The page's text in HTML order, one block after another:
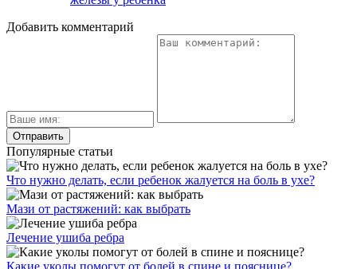
Добавить комментарий
Популярные статьи
Что нужно делать, если ребенок жалуется на боль в ухе?
Мази от растяжений: как выбрать
Лечение ушиба ребра
Какие уколы помогут от болей в спине и пояснице?